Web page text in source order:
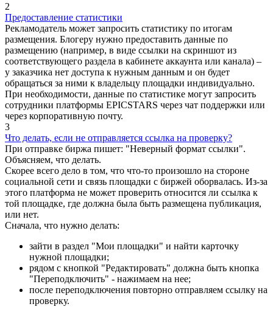
2
Предоставление статистики
Рекламодатель может запросить статистику по итогам
размещения. Блогеру нужно предоставить данные по
размещению (например, в виде ссылки на скриншот из
соответствующего раздела в кабинете аккаунта или канала) –
у заказчика нет доступа к нужным данным и он будет
обращаться за ними к владельцу площадки индивидуально.
При необходимости, данные по статистике могут запросить
сотрудники платформы EPICSTARS через чат поддержки или
через корпоративную почту.
3
Что делать, если не отправляется ссылка на проверку?
При отправке биржа пишет: "Неверный формат ссылки".
Объясняем, что делать.
Скорее всего дело в том, что что-то произошло на стороне
социальной сети и связь площадки с биржей оборвалась. Из-за
этого платформа не может проверить относится ли ссылка к
той площадке, где должна была быть размещена публикация,
или нет.
Сначала, что нужно делать:
зайти в раздел "Мои площадки" и найти карточку
нужной площадки;
рядом с кнопкой "Редактировать" должна быть кнопка
"Переподключить" - нажимаем на нее;
после переподключения повторно отправляем ссылку на
проверку.